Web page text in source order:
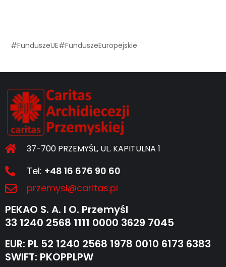
#FunduszeUE#FunduszeEuropejskie
37-700 PRZEMYŚL, UL. KAPITULNA 1
Tel: +48 16 676 90 60
przemysl@caritas.pl
PEKAO S. A. I O. Przemyśl
33 1240 2568 1111 0000 3629 7045
EUR: PL 52 1240 2568 1978 0010 6173 6383
SWIFT: PKOPPLPW